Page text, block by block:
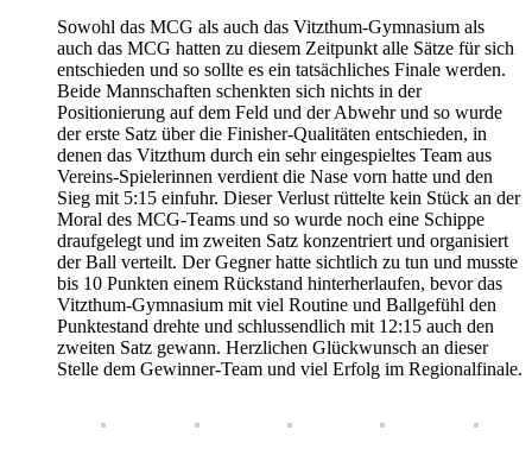
Sowohl das MCG als auch das Vitzthum-Gymnasium als
auch das MCG hatten zu diesem Zeitpunkt alle Sätze für sich
entschieden und so sollte es ein tatsächliches Finale werden.
Beide Mannschaften schenkten sich nichts in der
Positionierung auf dem Feld und der Abwehr und so wurde
der erste Satz über die Finisher-Qualitäten entschieden, in
denen das Vitzthum durch ein sehr eingespieltes Team aus
Vereins-Spielerinnen verdient die Nase vorn hatte und den
Sieg mit 5:15 einfuhr. Dieser Verlust rüttelte kein Stück an der
Moral des MCG-Teams und so wurde noch eine Schippe
draufgelegt und im zweiten Satz konzentriert und organisiert
der Ball verteilt. Der Gegner hatte sichtlich zu tun und musste
bis 10 Punkten einem Rückstand hinterherlaufen, bevor das
Vitzthum-Gymnasium mit viel Routine und Ballgefühl den
Punktestand drehte und schlussendlich mit 12:15 auch den
zweiten Satz gewann. Herzlichen Glückwunsch an dieser
Stelle dem Gewinner-Team und viel Erfolg im Regionalfinale.